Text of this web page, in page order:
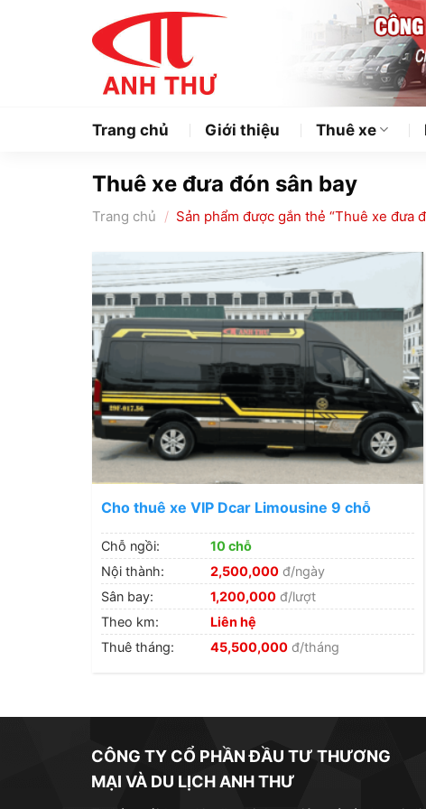
Trang chủ Giới thiệu Thuê xe
Thuê xe đưa đón sân bay
Trang chủ / Sản phẩm được gắn thẻ “Thuê xe đưa
Cho thuê xe VIP Dcar Limousine 9 chỗ
Chỗ ngồi:
10 chỗ
Nội thành:
2,500,000 đ/ngày
Sân bay:
1,200,000 đ/lượt
Theo km:
Liên hệ
Thuê tháng:
45,500,000 đ/tháng
CÔNG TY CỔ PHẦN ĐẦU TƯ THƯƠNG
MẠI VÀ DU LỊCH ANH THƯ